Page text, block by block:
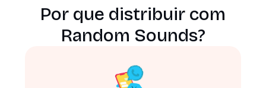
Por que distribuir com
Random Sounds?